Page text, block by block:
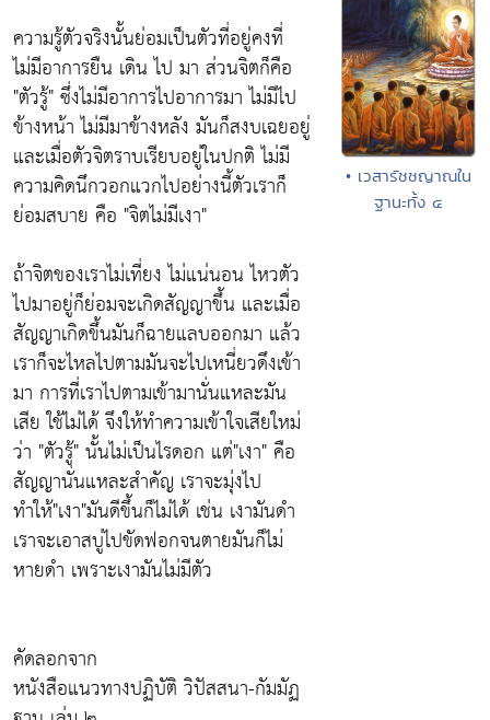
ความรู้ตัวจริงนั้นย่อมเป็นตัวที่อยู่คงที่
ไม่มีอาการยืน เดิน ไป มา ส่วนจิตก็คือ
"ตัวรู้" ซึ่งไม่มีอาการไปอาการมา ไม่มีไป
ข้างหน้า ไม่มีมาข้างหลัง มันก็สงบเฉยอยู่
และเมื่อตัวจิตราบเรียบอยู่ในปกติ ไม่มี
ความคิดนึกวอกแวกไปอย่างนี้ตัวเราก็
ย่อมสบาย คือ "จิตไม่มีเงา"
ถ้าจิตของเราไม่เที่ยง ไม่แน่นอน ไหวตัว
ไปมาอยู่ก็ย่อมจะเกิดสัญญาขึ้น และเมื่อ
สัญญาเกิดขึ้นมันก็ฉายแลบออกมา แล้ว
เราก็จะไหลไปตามมันจะไปเหนี่ยวดึงเข้า
มา การที่เราไปตามเข้ามานั่นแหละมัน
เสีย ใช้ไม่ได้ จึงให้ทำความเข้าใจเสียใหม่
ว่า "ตัวรู้" นั้นไม่เป็นไรดอก แต่"เงา" คือ
สัญญานั่นแหละสำคัญ เราจะมุ่งไป
ทำให้"เงา"มันดีขึ้นก็ไม่ได้ เช่น เงามันดำ
เราจะเอาสบู่ไปขัดฟอกจนตายมันก็ไม่
หายดำ เพราะเงามันไม่มีตัว
คัดลอกจาก
หนังสือแนวทางปฏิบัติ วิปัสสนา-กัมมัฏ
• เวสารัชชญาณใน
ฐานะทั้ง ๔